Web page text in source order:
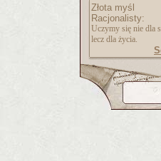
Złota myśl
Racjonalisty:
Uczymy się nie dla
lecz dla życia.